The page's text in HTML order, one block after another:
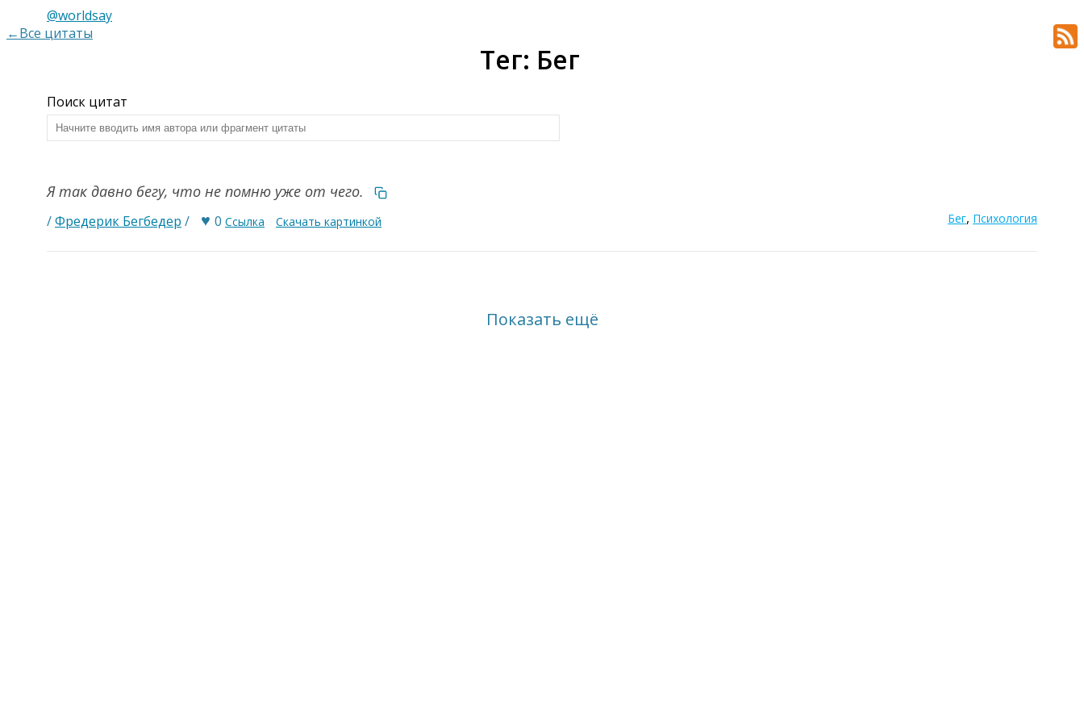
@worldsay
←Все цитаты
Тег: Бег
Поиск цитат
Я так давно бегу, что не помню уже от чего.
/Фредерик Бегбедер / ♥ 0 Ссылка Скачать картинкой Бег, Психология
Показать ещё